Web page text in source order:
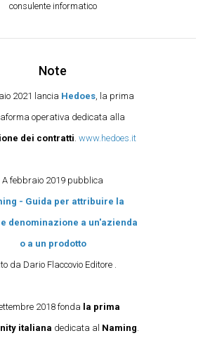
consulente informatico
Note
2021 lancia Hedoes, la prima
operativa dedicata alla
dei contratti. www.hedoes.it
A febbraio 2019 pubblica
- Guida per attribuire la
denominazione a un'azienda
o a un prodotto
da Dario Flaccovio Editore .
2018 fonda
la prima
italiana dedicata al Naming.